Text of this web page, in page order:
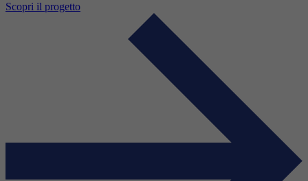
Scopri il progetto